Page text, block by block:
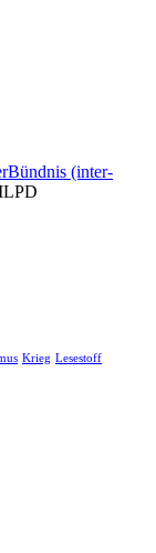
(inter-
Krieg Lesestoff